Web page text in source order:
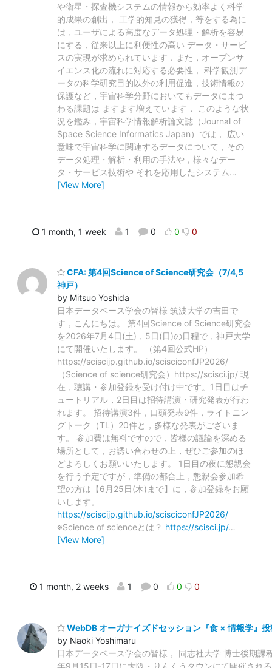
や衛星・探査機システムの情報から効率よく科学
的成果の創出， 工学的知見の獲得，等をする為に
は，ユーザによる高度なデータ処理・解析を容易
にする，従来以上に利便性の高い データ・サービ
スの実現が求められています．また，オープンサ
イエンス化の流れに対応する必要性， 科学観測デ
ータの科学研究目的以外の利用促進，技術情報の
保護など，宇宙科学分野においてもデータにまつ
わる課題は ますます増えています． このような状
況を鑑み，宇宙科学情報解析論文誌（Journal of
Space Science Informatics Japan）では， 広い
意味で宇宙科学に関連するデータについて，その
データ処理・解析・利用の手法や，様々なデー
タ・サービス技術や それを応用したシステム…
[View More]
1 month, 1 week 1 0 0 0
CFA: 第4回Science of Science研究会（7/4,5
神戸）
by Mitsuo Yoshida
日本データベース学会の皆様 筑波大学の吉田で
す，こんにちは。 第4回Science of Science研究会
を2026年7月4日(土)，5日(日)の日程で，神戸大学
にて開催いたします。 （第4回公式HP）
https://sciscijp.github.io/scisciconfJP2026/
（Science of science研究会）https://scisci.jp/ 現
在，聴講・参加登録を受け付け中です。1日目はチ
ュートリアル，2日目は招待講演・研究発表が行わ
れます。 招待講演3件，口頭発表9件，ライトニン
グトーク（TL）20件と，多様な発表がございま
す。 参加費は無料ですので，皆様の議論を深める
場所として，お誘い合わせの上，ぜひご参加のほ
どよろしくお願いいたします。 1日目の夜に懇親会
を行う予定ですが，準備の都合上，懇親会参加希
望の方は【6月25日(木)まで】に，参加登録をお願
いします。
https://sciscijp.github.io/scisciconfJP2026/
※Science of scienceとは？ https://scisci.jp/…
[View More]
1 month, 2 weeks 1 0 0 0
WebDB オーガナイズドセッション『食 × 情報学』
by Naoki Yoshimaru
日本データベース学会の皆様， 同志社大学 博士後期課
年9月15日-17日に大阪・りんくうタウンにて開催され